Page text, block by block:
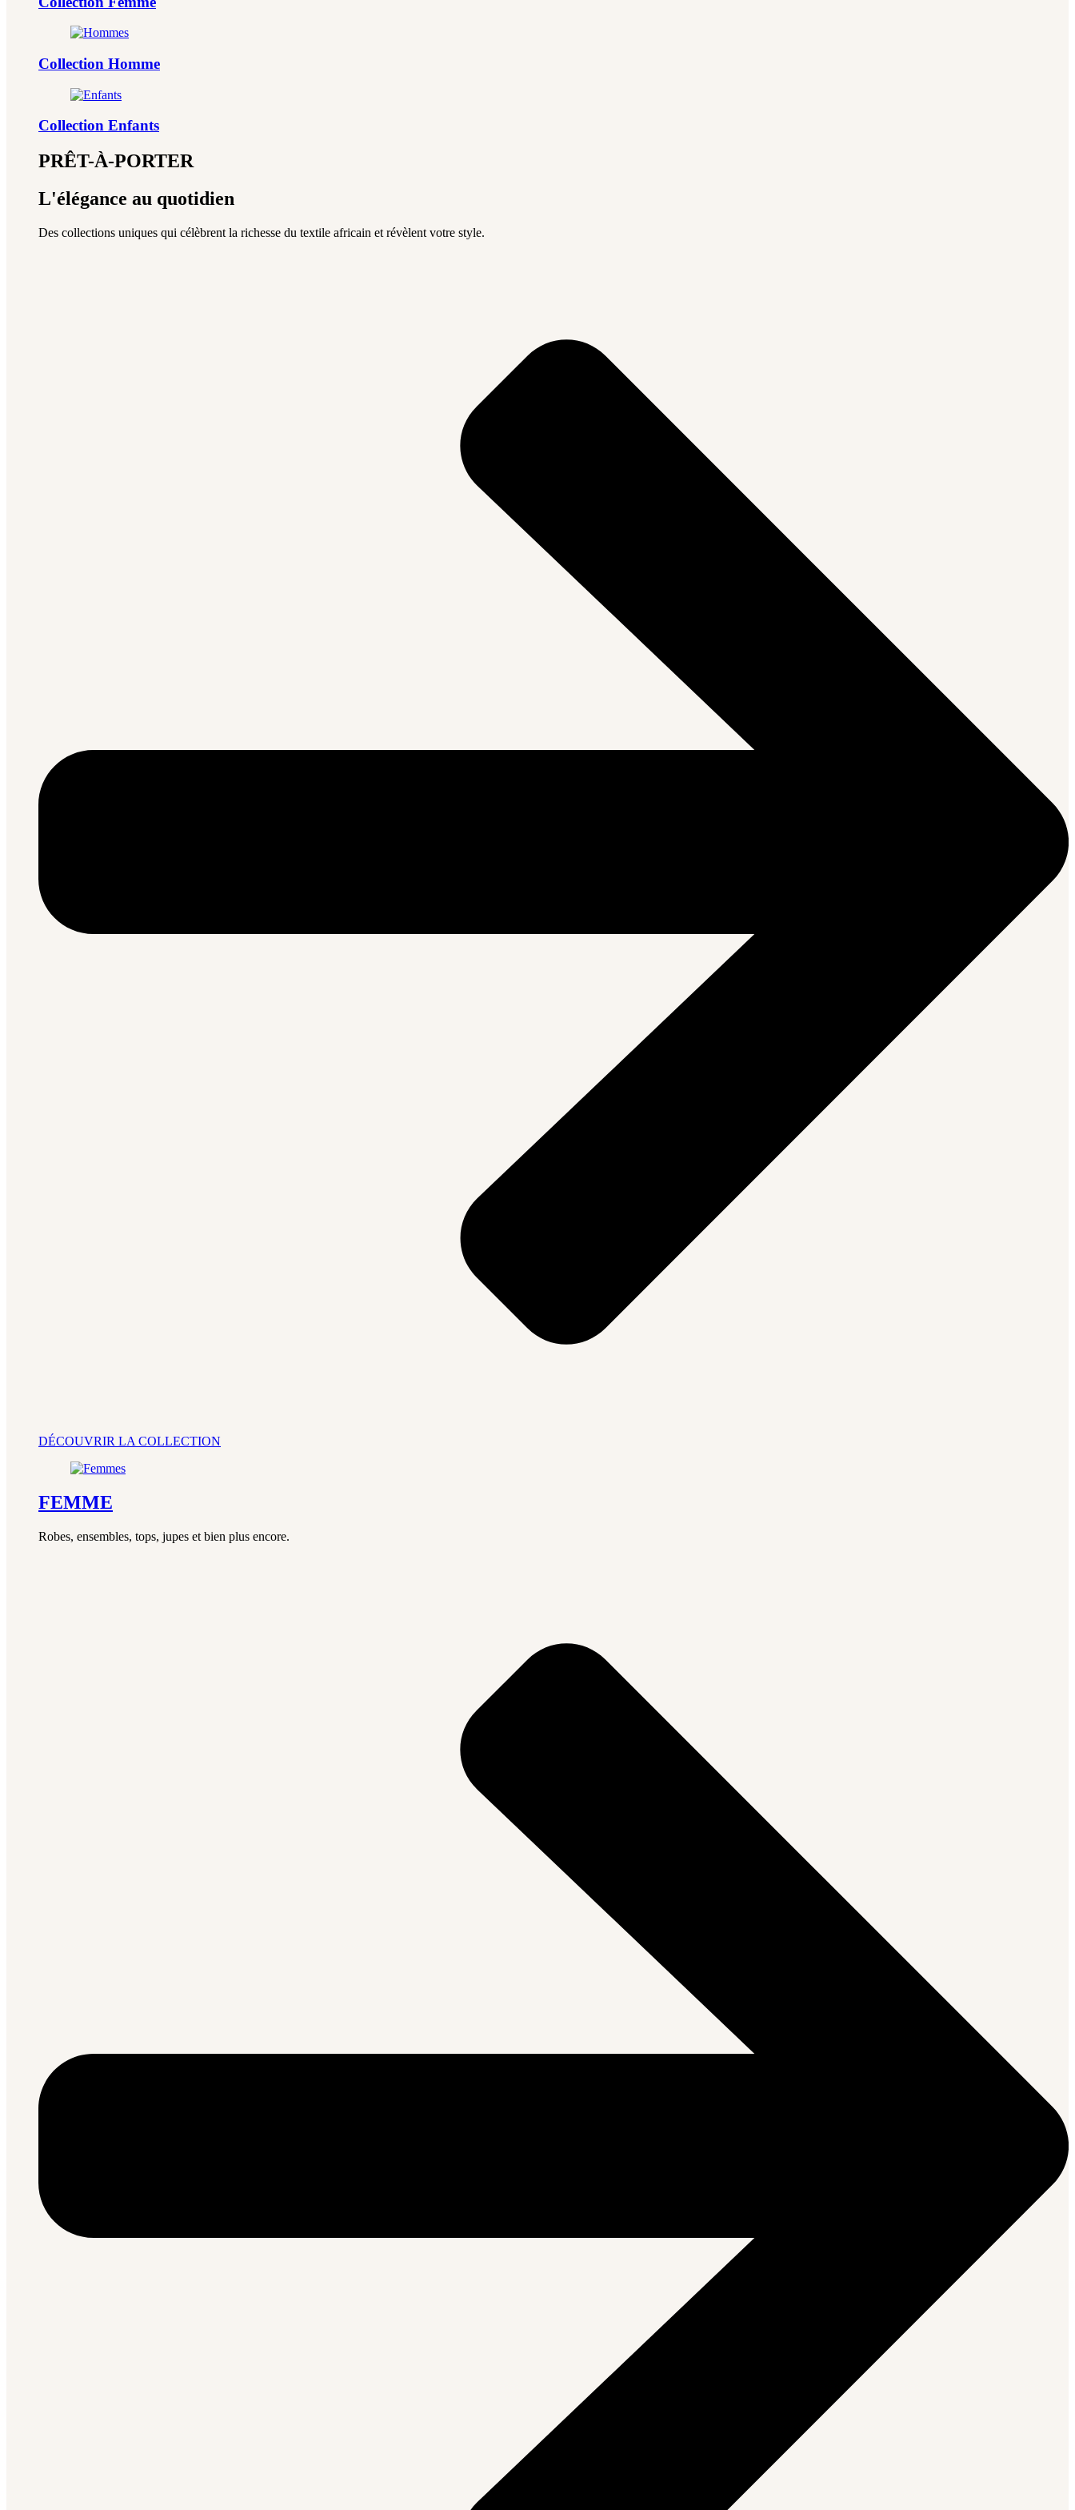
Collection Homme
Collection Enfants
PRÊT-À-PORTER
L'élégance au quotidien
Des collections uniques qui célèbrent la richesse du textile africain et révèlent votre style.
DÉCOUVRIR LA COLLECTION
FEMME
Robes, ensembles, tops, jupes et bien plus encore.